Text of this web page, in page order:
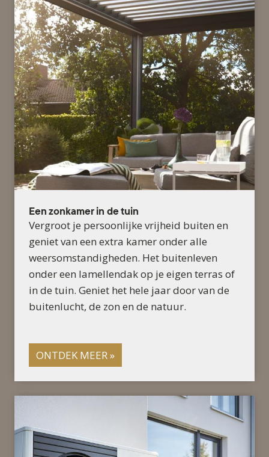
Een zonkamer in de tuin
Vergroot je persoonlijke vrijheid buiten en
geniet van een extra kamer onder alle
weersomstandigheden. Het buitenleven
onder een lamellendak op je eigen terras of
in de tuin. Geniet het hele jaar door van de
buitenlucht, de zon en de natuur.
ONTDEK MEER »